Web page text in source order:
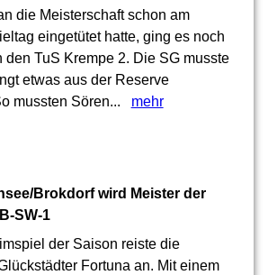
die Meisterschaft schon am
eingetütet hatte, ging es noch
den TuS Krempe 2. Die SG musste
etwas aus der Reserve
mussten Sören... mehr
Brokdorf wird Meister der
SW-1
der Saison reiste die
Fortuna an. Mit einem